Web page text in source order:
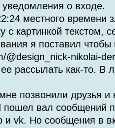
о входе.
местного времени
с картинкой текстом,
я поставил
@design_nick-nikolai-
рассылать как-то. В
позвонили друзья и
пошел вал сообщений
и vk. Но сообщения в